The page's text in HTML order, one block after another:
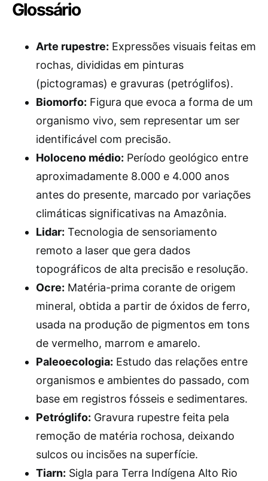
Glossário
Arte rupestre: Expressões visuais feitas em
rochas, divididas em pinturas
(pictogramas) e gravuras (petróglifos).
Biomorfo: Figura que evoca a forma de um
organismo vivo, sem representar um ser
identificável com precisão.
Holoceno médio: Período geológico entre
aproximadamente 8.000 e 4.000 anos
antes do presente, marcado por variações
climáticas significativas na Amazônia.
Lidar: Tecnologia de sensoriamento
remoto a laser que gera dados
topográficos de alta precisão e resolução.
Ocre: Matéria-prima corante de origem
mineral, obtida a partir de óxidos de ferro,
usada na produção de pigmentos em tons
de vermelho, marrom e amarelo.
Paleoecologia: Estudo das relações entre
organismos e ambientes do passado, com
base em registros fósseis e sedimentares.
Petróglifo: Gravura rupestre feita pela
remoção de matéria rochosa, deixando
sulcos ou incisões na superfície.
Tiarn: Sigla para Terra Indígena Alto Rio